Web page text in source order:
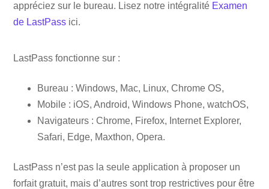
appréciez sur le bureau. Lisez notre intégralité Examen
de LastPass ici.
LastPass fonctionne sur :
Bureau : Windows, Mac, Linux, Chrome OS,
Mobile : iOS, Android, Windows Phone, watchOS,
Navigateurs : Chrome, Firefox, Internet Explorer,
Safari, Edge, Maxthon, Opera.
LastPass n’est pas la seule application à proposer un
forfait gratuit, mais d’autres sont trop restrictives pour être